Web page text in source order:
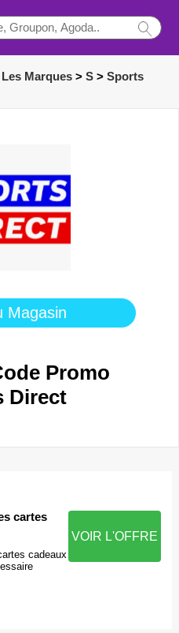
Marques > S > Sports
Magasin
Promo
Direct
cartes
cadeaux
VOIR L'OFFRE